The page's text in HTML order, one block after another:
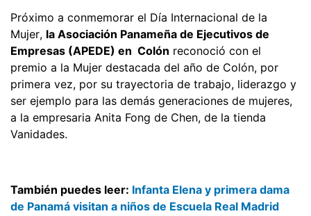
Próximo a conmemorar el Día Internacional de la
Mujer, la Asociación Panameña de Ejecutivos de
Empresas (APEDE) en Colón reconoció con el
premio a la Mujer destacada del año de Colón, por
primera vez, por su trayectoria de trabajo, liderazgo y
ser ejemplo para las demás generaciones de mujeres,
a la empresaria Anita Fong de Chen, de la tienda
Vanidades.
También puedes leer: Infanta Elena y primera dama
de Panamá visitan a niños de Escuela Real Madrid